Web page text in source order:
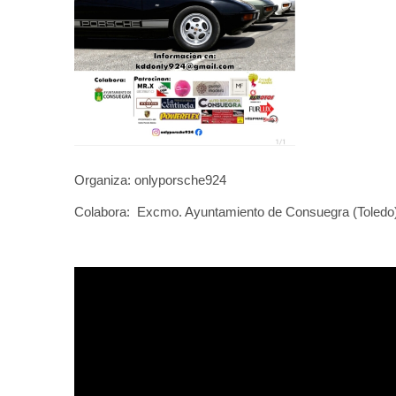
Organiza: onlyporsche924
Colabora: Excmo. Ayuntamiento de Consuegra